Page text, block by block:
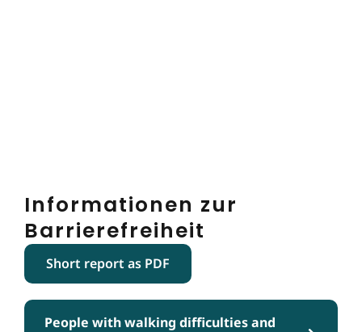
Informationen zur
Barrierefreiheit
Short report as PDF
People with walking difficulties and